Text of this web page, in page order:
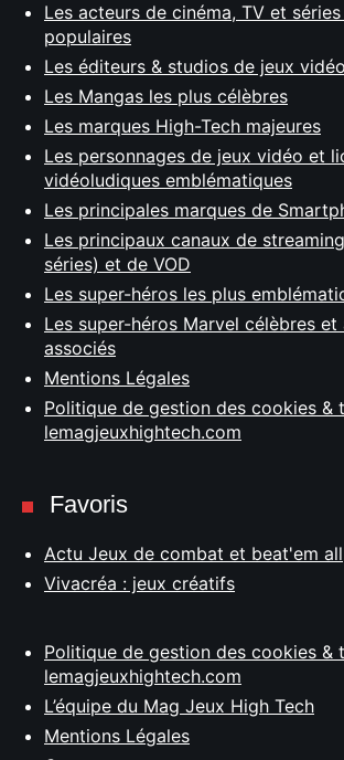
Les acteurs de cinéma, TV et
populaires
Les éditeurs & studios de jeux
Les Mangas les plus célèbres
Les marques High-Tech majeures
Les personnages de jeux vidéo et
vidéoludiques emblématiques
Les principales marques de
Les principaux canaux de
séries) et de VOD
Les super-héros les plus
Les super-héros Marvel célèbres et
associés
Mentions Légales
Politique de gestion des cookies &
lemagjeuxhightech.com
Favoris
Actu Jeux de combat et beat'em all
Vivacréa : jeux créatifs
Politique de gestion des cookies &
lemagjeuxhightech.com
L’équipe du Mag Jeux High Tech
Mentions Légales